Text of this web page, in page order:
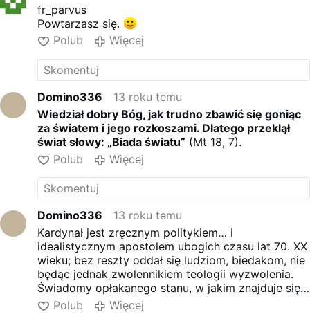
fr_parvus
Powtarzasz się.
Polub
Więcej
Domino336
13 roku temu
Wiedział dobry Bóg, jak trudno zbawić się goniąc
za światem i jego rozkoszami. Dlatego przeklął
świat słowy: „Biada światu” (Mt 18, 7).
Polub
Więcej
Domino336
13 roku temu
Kardynał jest zręcznym politykiem… i
idealistycznym apostołem ubogich czasu lat 70. XX
wieku; bez reszty oddał się ludziom, biedakom, nie
będąc jednak zwolennikiem teologii wyzwolenia.
Świadomy opłakanego stanu, w jakim znajduje się
podległe mu duchowieństwo, nie zrobił nic, aby to
zmienić. W seminarium duchownym w Buenos Aires
Polub Więcej